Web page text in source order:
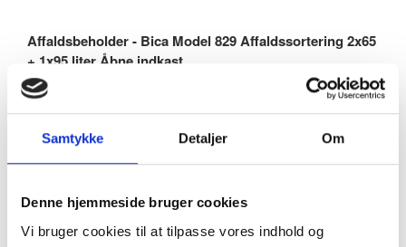
Samtykke Detaljer Om
Denne hjemmeside bruger cookies
Vi bruger cookies til at tilpasse vores indhold og
Affaldsbeholder - Bica Model 829 Affaldssortering 2x65
+ 1x95 liter Åbne indkast
Elegant affaldssystem med 3 inddelinger i stilrent og
praktisk design.
Det fleksible affaldssystem fra Bica sikrer nem og
brugervenlig affaldssortering på arbejdspladsen. Det kan for
eksempel være madaffald i kantinen eller frokoststuen,